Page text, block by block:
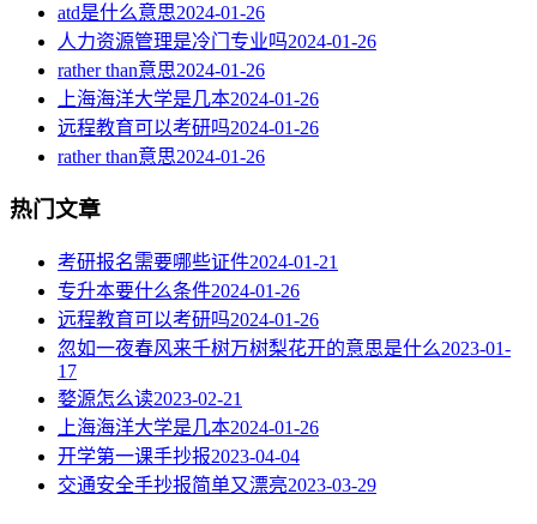
atd是什么意思2024-01-26
人力资源管理是冷门专业吗2024-01-26
rather than意思2024-01-26
上海海洋大学是几本2024-01-26
远程教育可以考研吗2024-01-26
rather than意思2024-01-26
热门文章
考研报名需要哪些证件2024-01-21
专升本要什么条件2024-01-26
远程教育可以考研吗2024-01-26
忽如一夜春风来千树万树梨花开的意思是什么2023-01-
17
婺源怎么读2023-02-21
上海海洋大学是几本2024-01-26
开学第一课手抄报2023-04-04
交通安全手抄报简单又漂亮2023-03-29